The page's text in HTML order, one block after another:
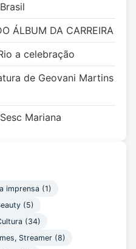
ÁLBUM DA CARREIRA
a celebração
de Geovani Martins
Mariana
imprensa (1)
(5)
(34)
Streamer (8)